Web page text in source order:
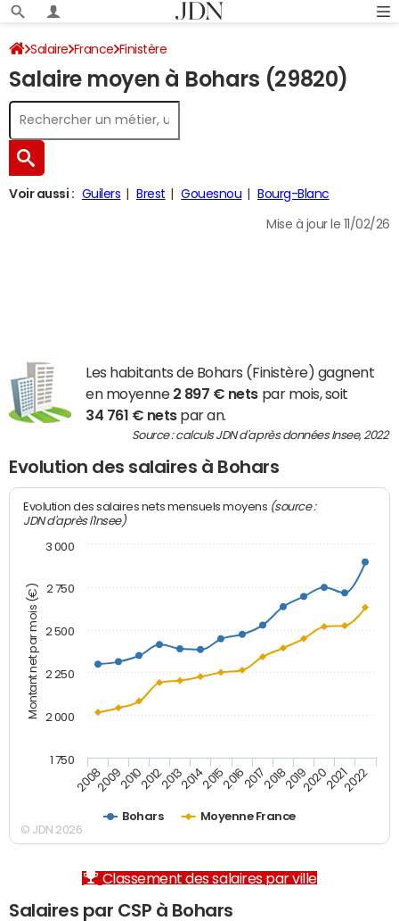
Salaire France Finistère
Salaire moyen à Bohars (29820)
Voir aussi : Guilers Brest Gouesnou Bourg-Blanc
Mise à jour le 11/02/26
Les habitants de Bohars (Finistère) gagnent
en moyenne 2 897 € netspar mois, soit
34 761 € netspar an.
Source : calculs JDN d'après données Insee, 2022
Evolution des salaires à Bohars
Montant net par mois (€)
Evolution des salaires nets mensuels moyens (source :
JDN d'après l'Insee)
Bohars Moyenne France
20082009201020122013201420152016201720182019202020212022
1 750
2 000
2 250
2 500
2 750
3 000
© JDN 2026
Classement des salaires par ville
Salaires par CSP à Bohars